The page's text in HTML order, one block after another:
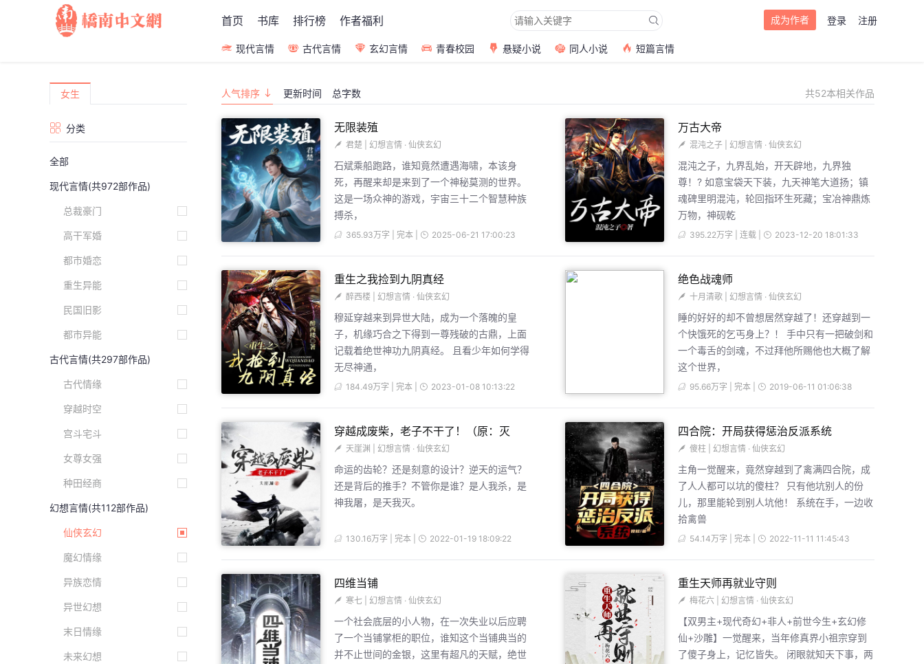
首页 书库 排行榜 作者福利 成为作者 登录 注册
现代言情 古代言情 玄幻言情 青春校园 悬疑小说 同人小说 短篇言情
女生
分类
全部
现代言情(共972部作品)
总裁豪门
高干军婚
都市婚恋
重生异能
民国旧影
都市异能
古代言情(共297部作品)
古代情缘
穿越时空
宫斗宅斗
女尊女强
种田经商
幻想言情(共112部作品)
仙侠玄幻
魔幻情缘
异族恋情
异世幻想
末日情缘
未来幻想
人气排序 更新时间 总字数 共52本相关作品
无限装殖
君楚 幻想言情 · 仙侠玄幻
石斌乘船跑路，谁知竟然遭遇海啸，本该身
死，再醒来却是来到了一个神秘莫测的世界。
这是一场众神的游戏，宇宙三十二个智慧种族
搏杀，
365.93万字 | 完本 | 2025-06-21 17:00:23
万古大帝
混沌之子 幻想言情 · 仙侠玄幻
混沌之子，九界乱始，开天辟地，九界独
尊！? 如意宝袋天下装，九天神笔大道扬；镇
魂碑里明混沌，轮回指环生死藏；宝冶神鼎炼
万物，神砚乾
395.22万字 | 连载 | 2023-12-20 18:01:33
重生之我捡到九阴真经
醉西楼 幻想言情 · 仙侠玄幻
穆延穿越来到异世大陆，成为一个落魄的皇
子，机缘巧合之下得到一尊残破的古鼎，上面
记载着绝世神功九阴真经。 且看少年如何学得
无尽神通，
184.49万字 | 完本 | 2023-01-08 10:13:22
绝色战魂师
十月清歌 幻想言情 · 仙侠玄幻
睡的好好的却不曾想居然穿越了！还穿越到一
个快饿死的乞丐身上？！ 手中只有一把破剑和
一个毒舌的剑魂，不过拜他所赐他也大概了解
这个世界，
95.66万字 | 完本 | 2019-06-11 01:06:38
穿越成废柴，老子不干了！（原：灭
天崖渊 幻想言情 · 仙侠玄幻
命运的齿轮？还是刻意的设计？逆天的运气？
还是背后的推手？不管你是谁？是人我杀，是
神我屠，是天我灭。
130.16万字 | 完本 | 2022-01-19 18:09:22
四合院：开局获得惩治反派系统
傻柱 幻想言情 · 仙侠玄幻
主角一觉醒来，竟然穿越到了禽满四合院，成
了人人都可以坑的傻柱？ 只有他坑别人的份
儿，那里能轮到别人坑他！ 系统在手，一边收
拾禽兽
54.14万字 | 完本 | 2022-11-11 11:45:43
四维当铺
寒七 幻想言情 · 仙侠玄幻
一个社会底层的小人物，在一次失业以后应聘
了一个当铺掌柜的职位，谁知这个当铺典当的
并不止世间的金银，这里有超凡的天赋，绝世
重生天师再就业守则
梅花六 幻想言情 · 仙侠玄幻
【双男主+现代奇幻+非人+前世今生+玄幻修
仙+沙雕】一觉醒来，当年修真界小祖宗穿到
了傻子身上，记忆皆失。 闭眼就知天下事，两